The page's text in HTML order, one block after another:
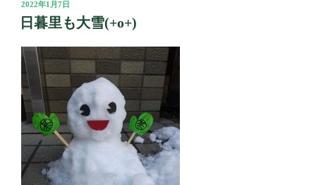
投
稿
日:
2022年1月7日
日暮里も大雪(+o+)